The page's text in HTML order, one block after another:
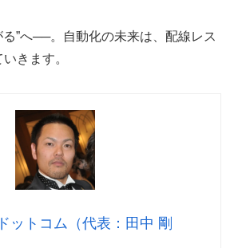
る”へ──。自動化の未来は、配線レス
きます。
ットコム（代表：田中 剛